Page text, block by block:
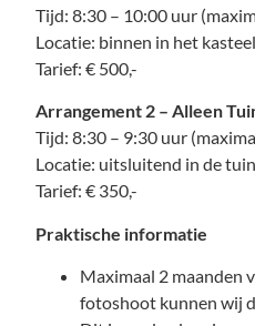
Tijd: 8:30 – 10:00 uur
Locatie: binnen in het
Tarief: € 500,-
Arrangement 2 – Alleen
Tijd: 8:30 – 9:30 uur
Locatie: uitsluitend in de
Tarief: € 350,-
Praktische informatie
Maximaal 2 maanden
fotoshoot kunnen wij